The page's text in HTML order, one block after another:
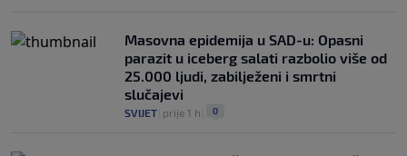
Masovna epidemija u SAD-u: Opasni
parazit u iceberg salati razbolio više od
25.000 ljudi, zabilježeni i smrtni
slučajevi
SVIJET prije 1 h 0